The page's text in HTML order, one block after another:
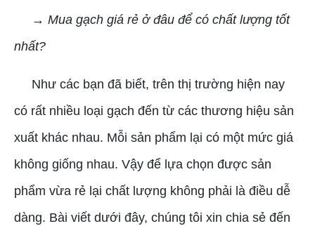
→ Mua gạch giá rẻ ở đâu để có chất lượng tốt
nhất?
Như các bạn đã biết, trên thị trường hiện nay
có rất nhiều loại gạch đến từ các thương hiệu sản
xuất khác nhau. Mỗi sản phẩm lại có một mức giá
không giống nhau. Vậy để lựa chọn được sản
phẩm vừa rẻ lại chất lượng không phải là điều dễ
dàng. Bài viết dưới đây, chúng tôi xin chia sẻ đến